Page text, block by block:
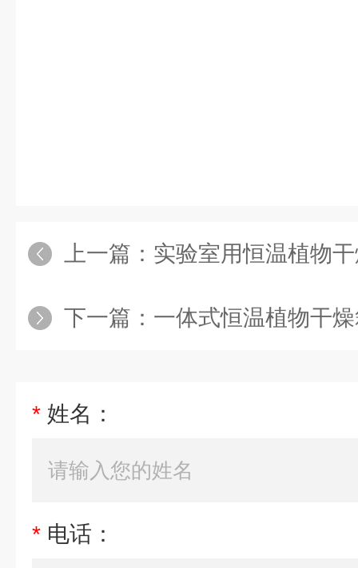
上一篇： 实验室用恒温植物
下一篇： 一体式恒温植物干
* 姓名：
* 电话：